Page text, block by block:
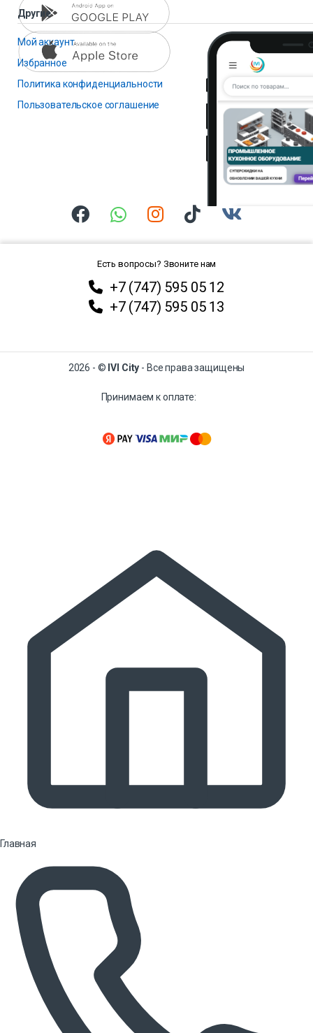
Другие
Мой аккаунт
Избранное
Политика конфиденциальности
Пользовательское соглашение
Есть вопросы? Звоните нам
+7 (747) 595 05 12
+7 (747) 595 05 13
2026 - © IVI City - Все права защищены
Принимаем к оплате:
Главная